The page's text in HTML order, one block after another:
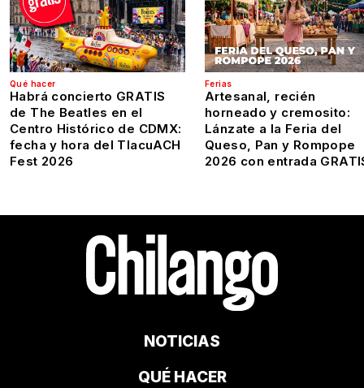
Qué hacer
Habrá concierto GRATIS
de The Beatles en el
Centro Histórico de CDMX:
fecha y hora del TlacuACH
Fest 2026
Ferias
Artesanal, recién
horneado y cremosito:
Lánzate a la Feria del
Queso, Pan y Rompope
2026 con entrada
NOTICIAS
QUÉ HACER